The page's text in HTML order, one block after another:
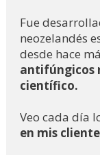
Fue
neozelandés
desde hace
antifúngicos
científico.
Veo cada día
en mis